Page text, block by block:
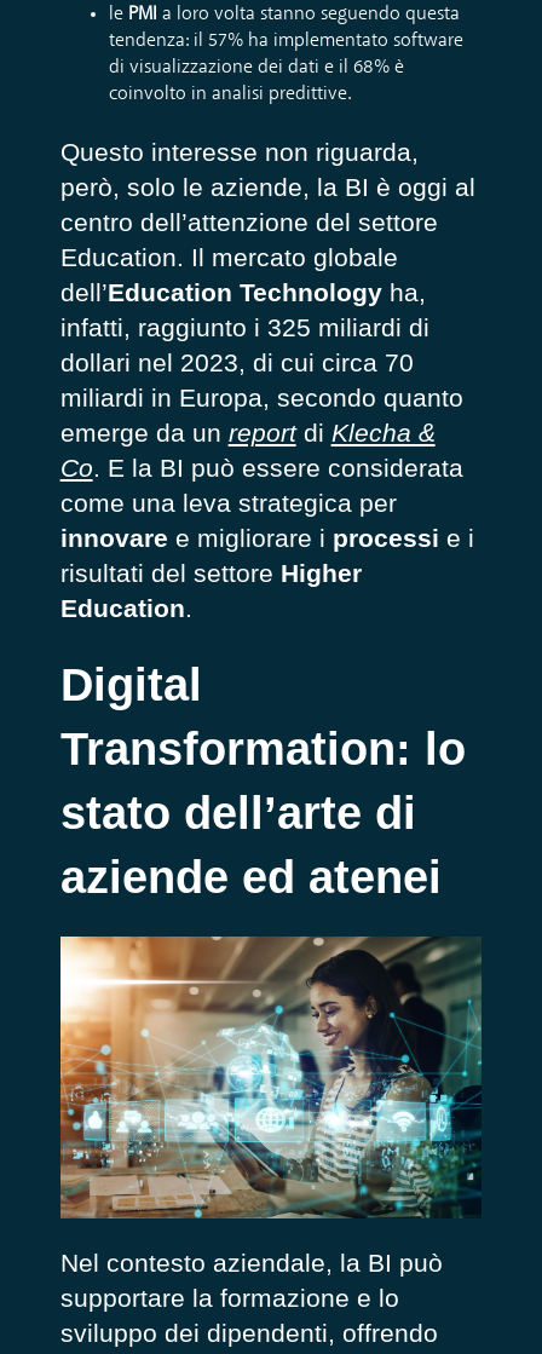
le PMI a loro volta stanno seguendo questa
tendenza: il 57% ha implementato software
di visualizzazione dei dati e il 68% è
coinvolto in analisi predittive.
Questo interesse non riguarda,
però, solo le aziende, la BI è oggi al
centro dell’attenzione del settore
Education. Il mercato globale
dell’Education Technology ha,
infatti, raggiunto i 325 miliardi di
dollari nel 2023, di cui circa 70
miliardi in Europa, secondo quanto
emerge da un reportdi Klecha &
Co. E la BI può essere considerata
come una leva strategica per
innovare e migliorare i processi e i
risultati del settore Higher
Education.
Digital
Transformation: lo
stato dell’arte di
aziende ed atenei
Nel contesto aziendale, la BI può
supportare la formazione e lo
sviluppo dei dipendenti, offrendo